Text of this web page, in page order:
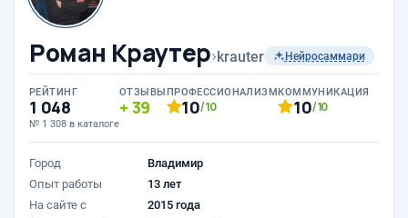
Роман Краутер›krauter Нейросаммари
РЕЙТИНГ
1 048
№ 1 308 в каталоге
ОТЗЫВЫ
39
ПРОФЕССИОНАЛИЗМ
10/10
КОММУНИКАЦИЯ
10/10
Город
Владимир
Опыт работы
13 лет
На сайте с
2015 года